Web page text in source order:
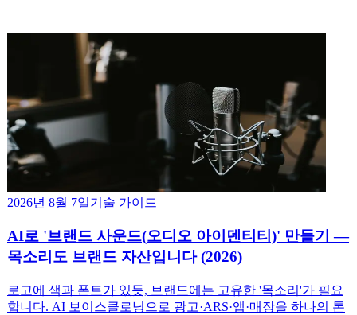
2026년 8월 7일기술 가이드
AI로 '브랜드 사운드(오디오 아이덴티티)' 만들기 —
목소리도 브랜드 자산입니다 (2026)
로고에 색과 폰트가 있듯, 브랜드에는 고유한 '목소리'가 필요
합니다. AI 보이스클로닝으로 광고·ARS·앱·매장을 하나의 톤